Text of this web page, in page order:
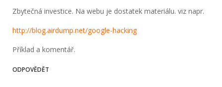
Zbytečná investice. Na webu je dostatek materiálu. viz napr.
http://blog.a­irdump.net/go­ogle-hacking
Příklad a komentář.
ODPOVĚDĚT